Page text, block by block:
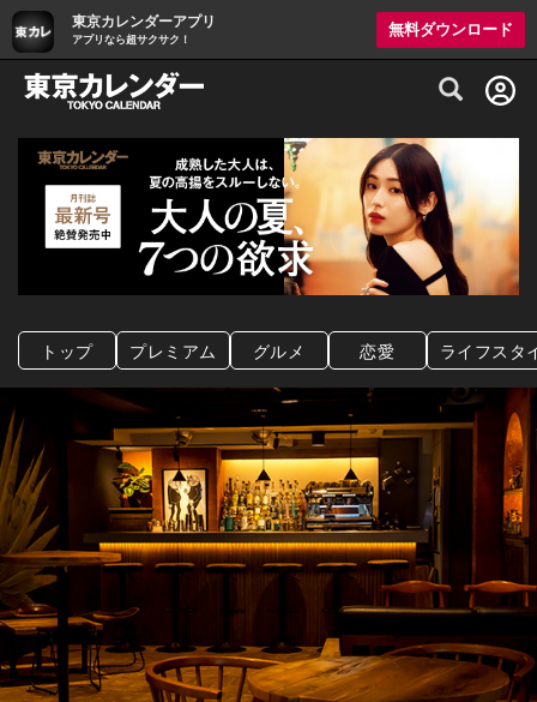
東京カレンダーアプリ
アプリなら超サクサク！
無料ダウンロード
グルメ情報・プレミアムレストラン予約
トップ プレミアム グルメ 恋愛 ライフスタ